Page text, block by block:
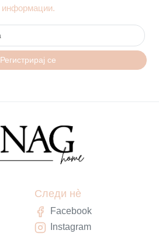
информации.
Регистрирај се
Следи нè
Facebook
Instagram